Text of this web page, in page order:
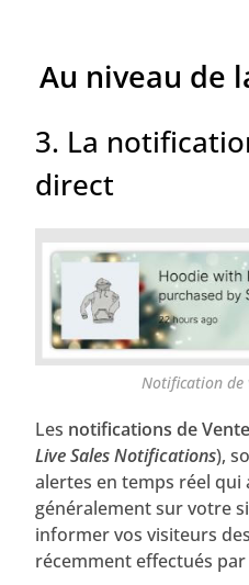
Au niveau de
3. La
direct
Notification de
Les notifications de
Live Sales Notifications),
alertes en temps réel qui
généralement sur votre
informer vos visiteurs
récemment effectués par